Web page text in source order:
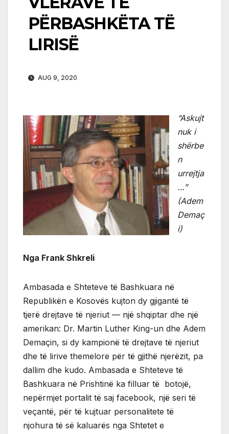
PËRBASHKËTA TË
LIRISË
AUG 9, 2020
“Askujt
nuk i
shërbe
n
urrejtja
…”
(Adem
Demaç
i)
Nga Frank Shkreli
Ambasada e Shteteve të Bashkuara në
Republikën e Kosovës kujton dy gjigantë të
tjerë drejtave të njeriut — një shqiptar dhe një
amerikan: Dr. Martin Luther King-un dhe Adem
Demaçin, si dy kampionë të drejtave të njeriut
dhe të lirive themelore për të gjithë njerëzit, pa
dallim dhe kudo. Ambasada e Shteteve të
Bashkuara në Prishtinë ka filluar të botojë,
nepërmjet portalit të saj facebook, një seri të
veçantë, për të kujtuar personalitete të
njohura të së kaluarës nga Shtetet e